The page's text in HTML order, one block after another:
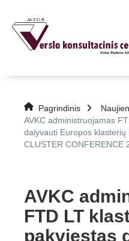
Pagrindinis
AVKC administruojamas
dalyvauti Europos klasterių
CLUSTER CONFERENCE
AVKC
FTD LT
pakviestas